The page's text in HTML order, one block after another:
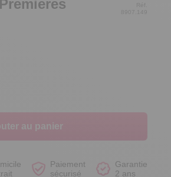
Réf.
8907.149
au panier
Paiement
sécurisé
Garantie
2 ans